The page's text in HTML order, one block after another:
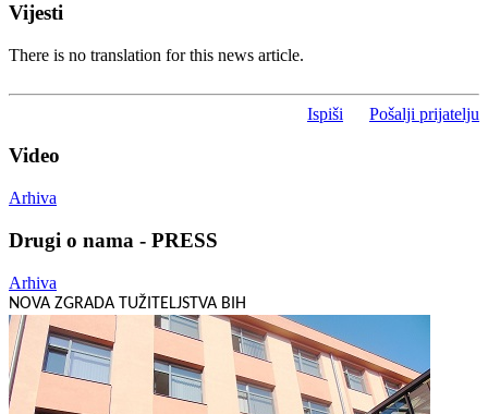
Vijesti
There is no translation for this news article.
Ispiši Pošalji prijatelju
Video
Arhiva
Drugi o nama - PRESS
Arhiva
NOVA ZGRADA TUŽITELJSTVA BIH